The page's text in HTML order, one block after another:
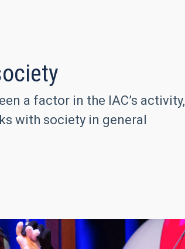
a factor in the IAC’s activity,
with society in general